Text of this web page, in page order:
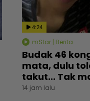
4:24
mStar | Berita
Budak 46
mata, dulu
takut... Tak
14 jam lalu